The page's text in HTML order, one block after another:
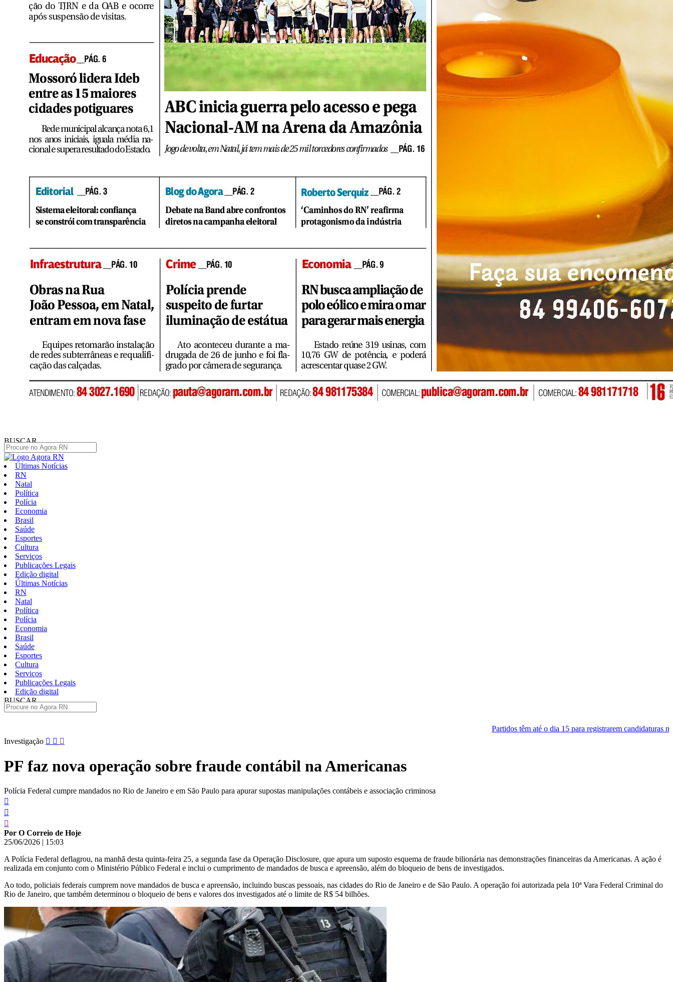
BUSCAR
Últimas Notícias
RN
Natal
Política
Polícia
Economia
Brasil
Saúde
Esportes
Cultura
Serviços
Publicações Legais
Edição digital
Últimas Notícias
RN
Natal
Política
Polícia
Economia
Brasil
Saúde
Esportes
Cultura
Serviços
Publicações Legais
Edição digital
BUSCAR
Partidos têm até o dia 15 para registrarem candidaturas nos tribunais
Pular
conteúdo
Investigação
PF faz nova operação sobre fraude contábil na Americanas
Polícia Federal cumpre mandados no Rio de Janeiro e em São Paulo para apurar supostas manipulações contábeis e associação criminosa
Por O Correio de Hoje
25/06/2026 | 15:03
A Polícia Federal deflagrou, na manhã desta quinta-feira 25, a segunda fase da Operação Disclosure, que apura um suposto esquema de fraude bilionária nas demonstrações financeiras da Americanas. A ação é
realizada em conjunto com o Ministério Público Federal e inclui o cumprimento de mandados de busca e apreensão, além do bloqueio de bens de investigados.
Ao todo, policiais federais cumprem nove mandados de busca e apreensão, incluindo buscas pessoais, nas cidades do Rio de Janeiro e de São Paulo. A operação foi autorizada pela 10ª Vara Federal Criminal do
Rio de Janeiro, que também determinou o bloqueio de bens e valores dos investigados até o limite de R$ 54 bilhões.